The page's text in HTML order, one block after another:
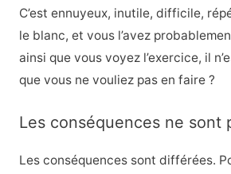
C’est ennuyeux, inutile, difficile,
le blanc, et vous l’avez
ainsi que vous voyez l’exercice, il
que vous ne vouliez pas en faire ?
Les conséquences ne sont
Les conséquences sont différées.